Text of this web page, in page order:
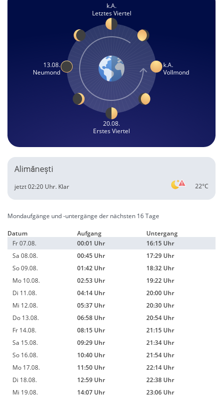
k.A.
Letztes Viertel
13.08.
Neumond
k.A.
Vollmond
20.08.
Erstes Viertel
Alimănești
22°C
jetzt 02:20 Uhr. Klar
Mondaufgänge und -untergänge der nächsten 16 Tage
Datum Aufgang
Untergang
Fr 07.08.
00:01 Uhr
16:15 Uhr
Sa 08.08.
00:45 Uhr
17:29 Uhr
So 09.08.
01:42 Uhr
18:32 Uhr
Mo 10.08.
02:53 Uhr
19:22 Uhr
Di 11.08.
04:14 Uhr
20:00 Uhr
Mi 12.08.
05:37 Uhr
20:30 Uhr
Do 13.08.
06:58 Uhr
20:54 Uhr
Fr 14.08.
08:15 Uhr
21:15 Uhr
Sa 15.08.
09:29 Uhr
21:34 Uhr
So 16.08.
10:40 Uhr
21:54 Uhr
Mo 17.08.
11:50 Uhr
22:14 Uhr
Di 18.08.
12:59 Uhr
22:38 Uhr
Mi 19.08.
14:07 Uhr
23:06 Uhr